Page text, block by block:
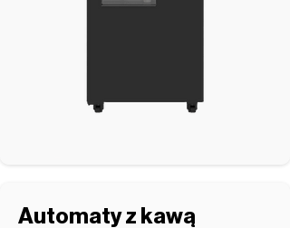
Automaty z kawą